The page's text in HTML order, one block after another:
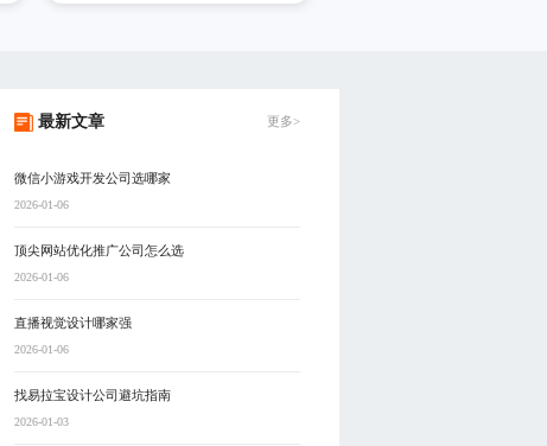
最新文章 更多>
微信小游戏开发公司选哪家
2026-01-06
顶尖网站优化推广公司怎么选
2026-01-06
直播视觉设计哪家强
2026-01-06
找易拉宝设计公司避坑指南
2026-01-03